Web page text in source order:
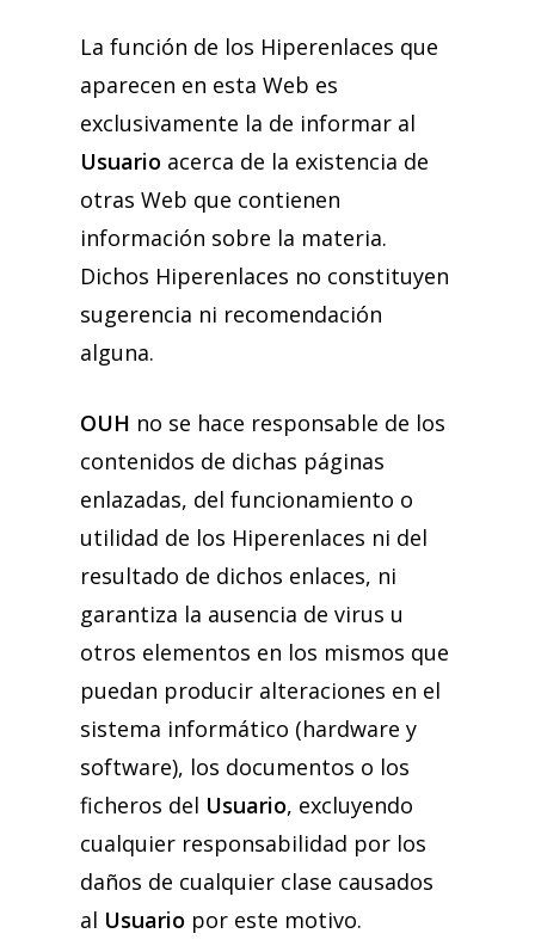
La función de los Hiperenlaces que
aparecen en esta Web es
exclusivamente la de informar al
Usuario acerca de la existencia de
otras Web que contienen
información sobre la materia.
Dichos Hiperenlaces no constituyen
sugerencia ni recomendación
alguna.
OUH no se hace responsable de los
contenidos de dichas páginas
enlazadas, del funcionamiento o
utilidad de los Hiperenlaces ni del
resultado de dichos enlaces, ni
garantiza la ausencia de virus u
otros elementos en los mismos que
puedan producir alteraciones en el
sistema informático (hardware y
software), los documentos o los
ficheros del Usuario, excluyendo
cualquier responsabilidad por los
daños de cualquier clase causados
al Usuario por este motivo.